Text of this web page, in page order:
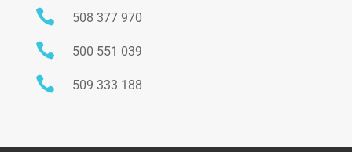
 508 377 970
 500 551 039
 509 333 188